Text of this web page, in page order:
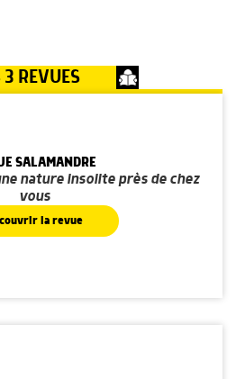
3 REVUES
SALAMANDRE
nature insolite près de chez
vous
la revue